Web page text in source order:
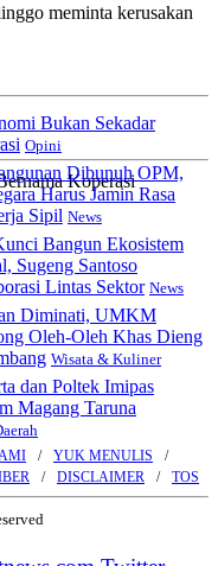
meminta kerusakan
Bukan Sekadar
Opini
Dibunuh OPM,
Harus Jamin Rasa
Sipil News
Bangun Ekosistem
Sugeng Santoso
Lintas Sektor News
Diminati, UMKM
Oleh-Oleh Khas Dieng
Wisata & Kuliner
dan Poltek Imipas
Magang Taruna
YUK MENULIS
DISCLAIMER TOS